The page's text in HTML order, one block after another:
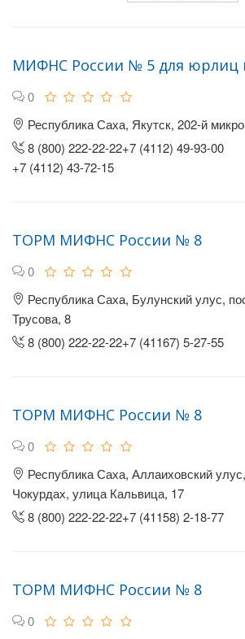
МИФНС России № 5 для юрлиц
0
Республика Саха, Якутск, 202-й
8 (800) 222-22-22+7 (4112) 49-93-00
+7 (4112) 43-72-15
ТОРМ МИФНС России № 8
0
Республика Саха, Булунский улус,
Трусова, 8
8 (800) 222-22-22+7 (41167) 5-27-55
ТОРМ МИФНС России № 8
0
Республика Саха, Аллаиховский
Чокурдах, улица Кальвица, 17
8 (800) 222-22-22+7 (41158) 2-18-77
ТОРМ МИФНС России № 8
0